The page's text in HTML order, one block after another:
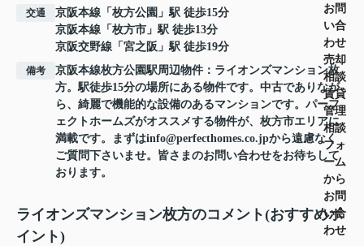
お問
い合
わせ
売却
相談
賃貸
管理
相談
フォ
ーム
から
お問
い合
わせ
交通 京阪本線 「 枚方公園 」駅 徒歩15分
京阪本線 「 枚方市 」駅 徒歩13分
京阪交野線 「 宮之阪 」駅 徒歩19分
備考
京阪本線枚方公園駅周辺物件：ライオンズマンション枚
方。駅徒歩15分の場所にある物件です。中古でありなが
ら、綺麗で機能的な設備のあるマンションです。パーフ
ェクトホームズがオススメする物件が、枚方市エリアに
満載です。まずはinfo@perfecthomes.co.jpから遠慮なく
ご質問下さいませ。皆さまのお問い合わせをお待ちして
おります。
ライオンズマンション枚方のコメント(おすすめポ
イント)